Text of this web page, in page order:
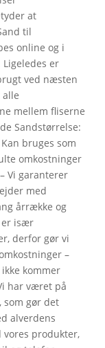
at
til
online og i
er
ved næsten
mellem fliserne
Sandstørrelse:
bruges som
omkostninger
Vi garanterer
med
årrække og
er især
derfor gør vi
–
kommer
har været på
som gør det
alverdens
produkter,